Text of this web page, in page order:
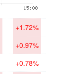
+1.72%
+0.97%
+0.78%